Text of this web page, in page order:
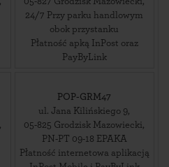
24/7 Przy parku handlowym
obok przystanku
Płatność apką InPost oraz
PayByLink
,
POP-GRM47
ul. Jana Kilińskiego 9,
05-825 Grodzisk Mazowiecki,
PN-PT 09-18 EPAKA
Płatność internetowa aplikacją